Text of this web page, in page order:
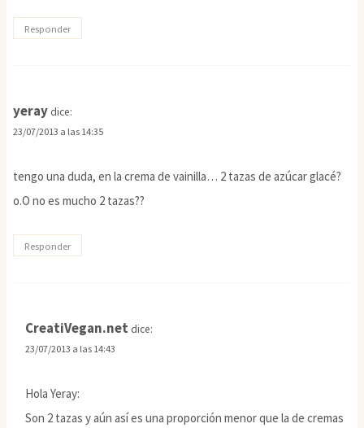
Responder
yeray dice:
23/07/2013 a las 14:35
tengo una duda, en la crema de vainilla… 2 tazas de azúcar glacé?
o.O no es mucho 2 tazas??
Responder
CreatiVegan.net dice:
23/07/2013 a las 14:43
Hola Yeray:
Son 2 tazas y aún así es una proporción menor que la de cremas